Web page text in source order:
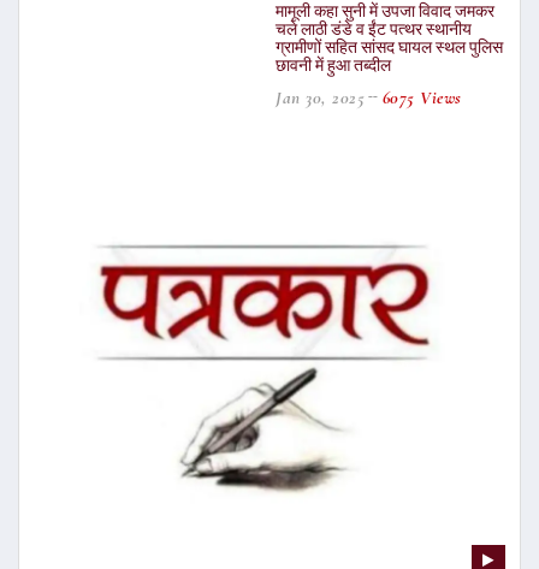
मामूली कहा सुनी में उपजा विवाद जमकर
चले लाठी डंडे व ईंट पत्थर स्थानीय
ग्रामीणों सहित सांसद घायल स्थल पुलिस
छावनी में हुआ तब्दील
Jan 30, 2025 6075 Views